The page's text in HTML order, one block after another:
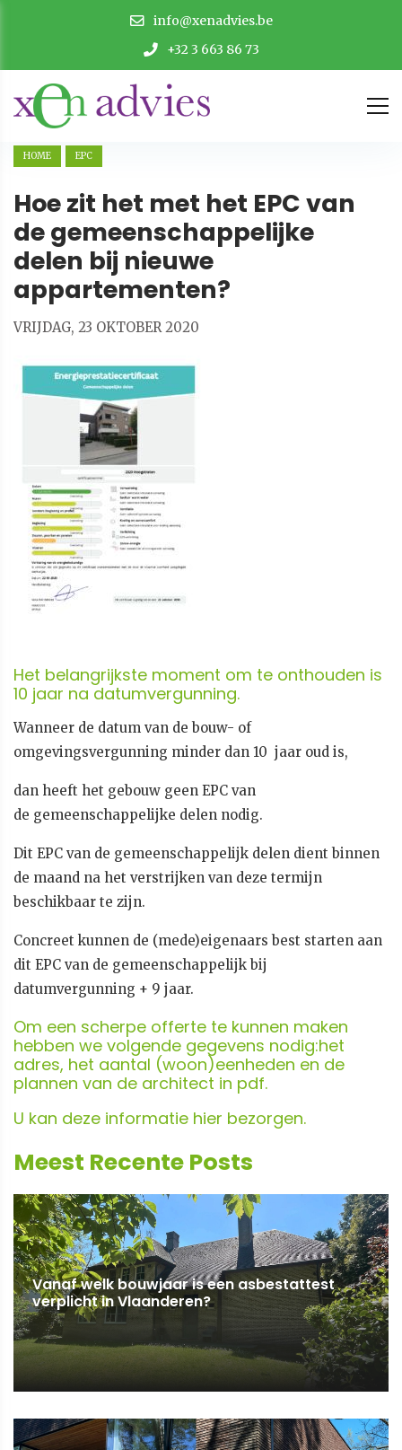
info@xenadvies.be
+32 3 663 86 73
HOME EPC
Hoe zit het met het EPC van
de gemeenschappelijke
delen bij nieuwe
appartementen?
VRIJDAG, 23 OKTOBER 2020
Het belangrijkste moment om te onthouden is
10 jaar na datumvergunning.
Wanneer de datum van de bouw- of
omgevingsvergunning minder dan 10 jaar oud is,
dan heeft het gebouw geen EPC van
de gemeenschappelijke delen nodig.
Dit EPC van de gemeenschappelijk delen dient binnen
de maand na het verstrijken van deze termijn
beschikbaar te zijn.
Concreet kunnen de (mede)eigenaars best starten aan
dit EPC van de gemeenschappelijk bij
datumvergunning + 9 jaar.
Om een scherpe offerte te kunnen maken
hebben we volgende gegevens nodig:het
adres, het aantal (woon)eenheden en de
plannen van de architect in pdf.
U kan deze informatie hier bezorgen.
Meest Recente Posts
Vanaf welk bouwjaar is een asbestattest
verplicht in Vlaanderen?